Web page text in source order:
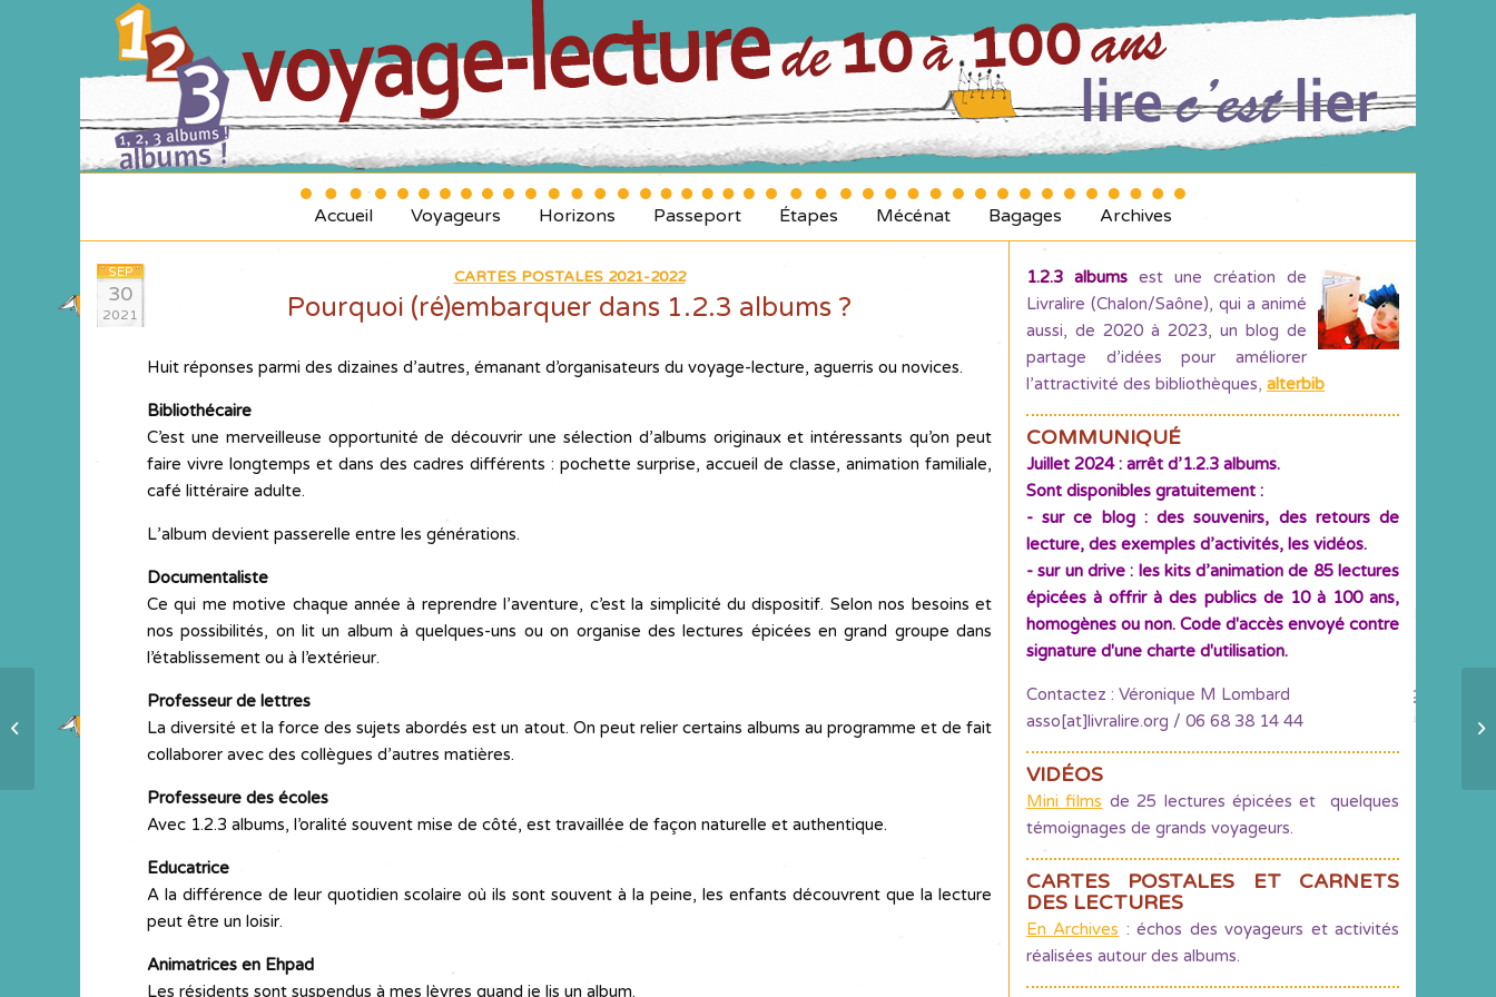
Accueil Voyageurs Horizons Passeport Étapes Mécénat Bagages Archives
SEP
30
2021
CARTES POSTALES 2021-2022
Pourquoi (ré)embarquer dans 1.2.3 albums ?
Huit réponses parmi des dizaines d’autres, émanant d’organisateurs du voyage-lecture, aguerris ou novices.
Bibliothécaire
C’est une merveilleuse opportunité de découvrir une sélection d’albums originaux et intéressants qu’on peut
faire vivre longtemps et dans des cadres différents : pochette surprise, accueil de classe, animation familiale,
café littéraire adulte.
L’album devient passerelle entre les générations.
Documentaliste
Ce qui me motive chaque année à reprendre l’aventure, c’est la simplicité du dispositif. Selon nos besoins et
nos possibilités, on lit un album à quelques-uns ou on organise des lectures épicées en grand groupe dans
l’établissement ou à l’extérieur.
Professeur de lettres
La diversité et la force des sujets abordés est un atout. On peut relier certains albums au programme et de fait
collaborer avec des collègues d’autres matières.
Professeure des écoles
Avec 1.2.3 albums, l’oralité souvent mise de côté, est travaillée de façon naturelle et authentique.
Educatrice
A la différence de leur quotidien scolaire où ils sont souvent à la peine, les enfants découvrent que la lecture
peut être un loisir.
Animatrices en Ehpad
Les résidents sont suspendus à mes lèvres quand je lis un album.
1.2.3 albums est une création de
Livralire (Chalon/Saône), qui a animé
aussi, de 2020 à 2023, un blog de
partage d’idées pour améliorer
l’attractivité des bibliothèques, alterbib
COMMUNIQUÉ
Juillet 2024 : arrêt d’1.2.3 albums.
Sont disponibles gratuitement :
- sur ce blog : des souvenirs, des retours de
lecture, des exemples d’activités, les vidéos.
- sur un drive : les kits d’animation de 85 lectures
épicées à offrir à des publics de 10 à 100 ans,
homogènes ou non. Code d'accès envoyé contre
signature d'une charte d'utilisation.
Contactez : Véronique M Lombard
asso[at]livralire.org / 06 68 38 14 44
VIDÉOS
Mini films de 25 lectures épicées et quelques
témoignages de grands voyageurs.
CARTES POSTALES ET CARNETS
DES LECTURES
En Archives : échos des voyageurs et activités
réalisées autour des albums.
Immersion dans le monde des
affiches